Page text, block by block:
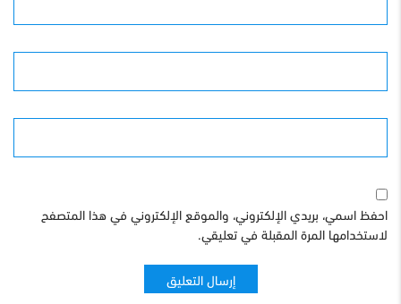
احفظ اسمي، بريدي الإلكتروني، والموقع الإلكتروني في هذا المتصفح
لاستخدامها المرة المقبلة في تعليقي.